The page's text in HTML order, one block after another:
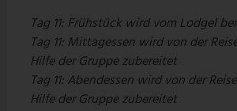
Tag 11: Frühstück wird vom Lodgel
Tag 11: Mittagessen wird von der
Hilfe der Gruppe zubereitet
Tag 11: Abendessen wird von der
Hilfe der Gruppe zubereitet